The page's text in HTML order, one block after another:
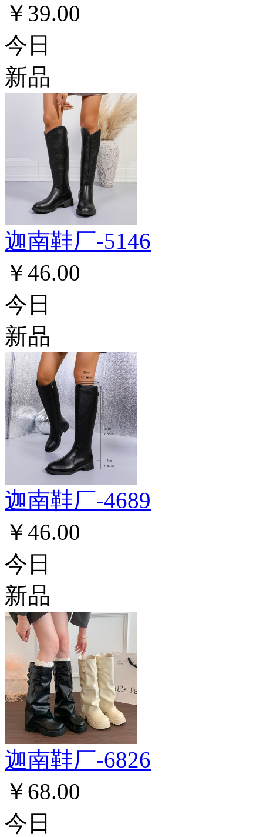
￥39.00
今日
新品
迦南鞋厂-5146
￥46.00
今日
新品
迦南鞋厂-4689
￥46.00
今日
新品
迦南鞋厂-6826
￥68.00
今日